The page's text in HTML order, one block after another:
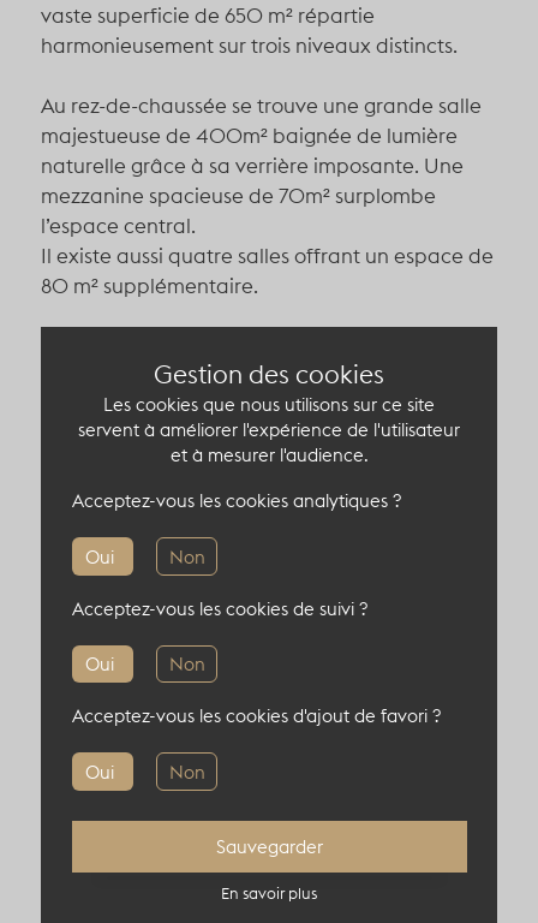
vaste superficie de 650 m² répartie
harmonieusement sur trois niveaux distincts.
Au rez-de-chaussée se trouve une grande salle
majestueuse de 400m² baignée de lumière
naturelle grâce à sa verrière imposante. Une
mezzanine spacieuse de 70m² surplombe
l’espace central.
Il existe aussi quatre salles offrant un espace de
80 m² supplémentaire.
une cuisine traiteur bien équipée, une réserve
pour vos besoins logistiques couvrant une
superficie de 100 m².
Un lieu qui accueille tous vos événements dans
Capacité du lieu atypique
300 pers en cocktail
Informations complémentaires
Gestion des cookies
Les cookies que nous utilisons sur ce site
servent à améliorer l'expérience de l'utilisateur
et à mesurer l'audience.
Oui Non
Acceptez-vous les cookies analytiques ?
Oui Non
Acceptez-vous les cookies de suivi ?
Oui Non
Acceptez-vous les cookies d'ajout de favori ?
Sauvegarder
En savoir plus